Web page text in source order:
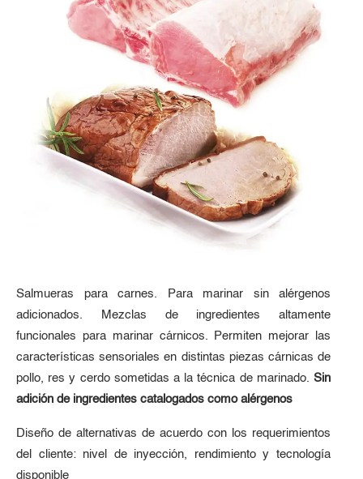
Salmueras para carnes. Para marinar sin alérgenos
adicionados. Mezclas de ingredientes altamente
funcionales para marinar cárnicos. Permiten mejorar las
características sensoriales en distintas piezas cárnicas de
pollo, res y cerdo sometidas a la técnica de marinado. Sin
adición de ingredientes catalogados como alérgenos
Diseño de alternativas de acuerdo con los requerimientos
del cliente: nivel de inyección, rendimiento y tecnología
disponible